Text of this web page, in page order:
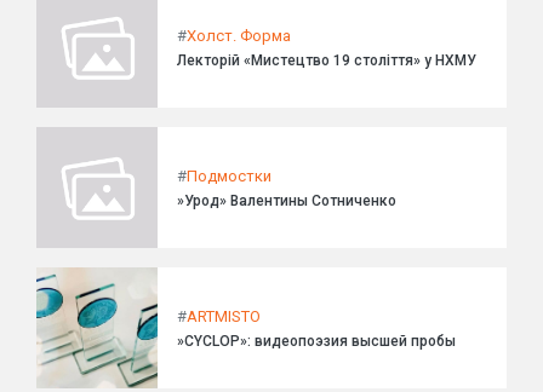
#Холст. Форма
Лекторій «Мистецтво 19 століття» у НХМУ
#Подмостки
»Урод» Валентины Сотниченко
#ARTMISTO
»CYCLOP»: видеопоэзия высшей пробы